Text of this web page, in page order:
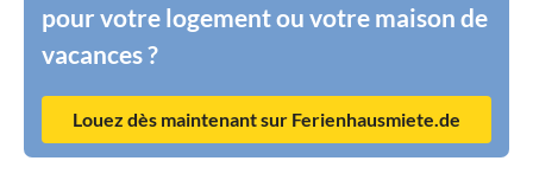
pour votre logement ou votre maison de
vacances ?
Louez dès maintenant sur Ferienhausmiete.de